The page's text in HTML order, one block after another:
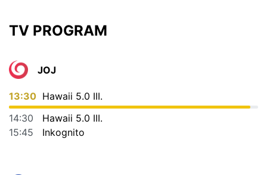
TV PROGRAM
JOJ
13:30 Hawaii 5.0 III.
14:30
Hawaii 5.0 III.
15:45
Inkognito